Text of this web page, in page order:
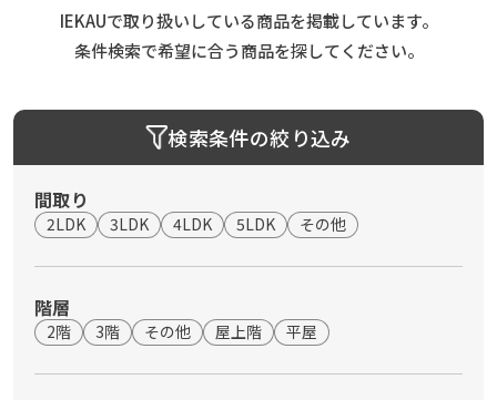
IEKAUで取り扱いしている商品を掲載しています。
条件検索で希望に合う商品を探してください。
検索条件の絞り込み
間取り
2LDK 3LDK 4LDK 5LDK その他
階層
2階 3階 その他 屋上階 平屋